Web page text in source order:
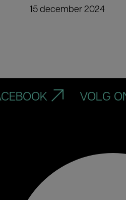
15 december 2024
VOLG ONS OP